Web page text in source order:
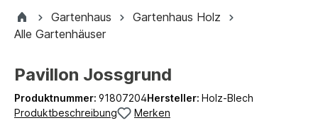
Gartenhaus
Gartenhaus Holz
Alle Gartenhäuser
Pavillon Jossgrund
Produktnummer: 91807204Hersteller: Holz-Blech
Produktbeschreibung
Merken